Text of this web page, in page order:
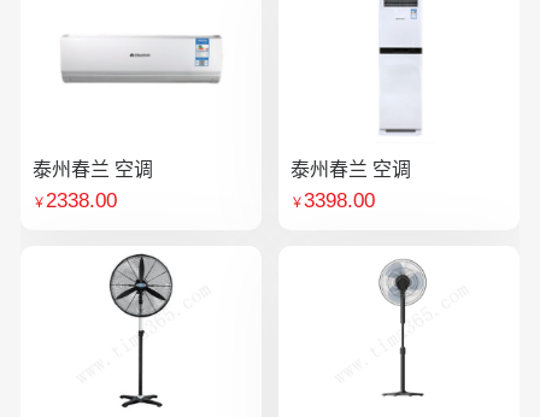
泰州春兰 空调
￥2338.00
泰州春兰 空调
￥3398.00